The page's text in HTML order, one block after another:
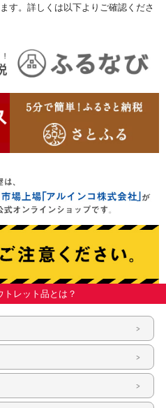
す。詳しくは以下よりご確認くださ
レット品とは？